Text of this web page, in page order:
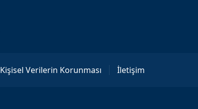
Kişisel Verilerin Korunması İletişim